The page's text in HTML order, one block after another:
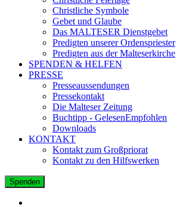
Christliche Symbole
Gebet und Glaube
Das MALTESER Dienstgebet
Predigten unserer Ordenspriester
Predigten aus der Malteserkirche
SPENDEN & HELFEN
PRESSE
Presseaussendungen
Pressekontakt
Die Malteser Zeitung
Buchtipp - GelesenEmpfohlen
Downloads
KONTAKT
Kontakt zum Großpriorat
Kontakt zu den Hilfswerken
Spenden